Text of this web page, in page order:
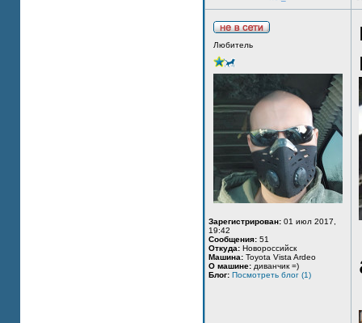
Любитель
Зарегистрирован: 01 июл 2017,
19:42
Сообщения: 51
Откуда: Новороссийск
Машина: Toyota Vista Ardeo
О машине: диванчик =)
Блог: Посмотреть блог (1)